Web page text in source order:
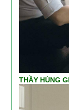
THẦY HÙNG